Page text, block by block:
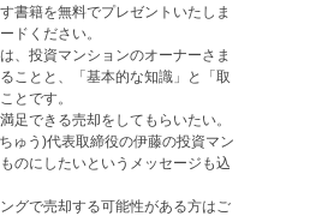
書籍を無料でプレゼントいたしま
ドください。
、投資マンションのオーナーさま
ことと、「基本的な知識」と「取
とです。
足できる売却をしてもらいたい。
ゅう)代表取締役の伊藤の投資マン
のにしたいというメッセージも込
グで売却する可能性がある方はご